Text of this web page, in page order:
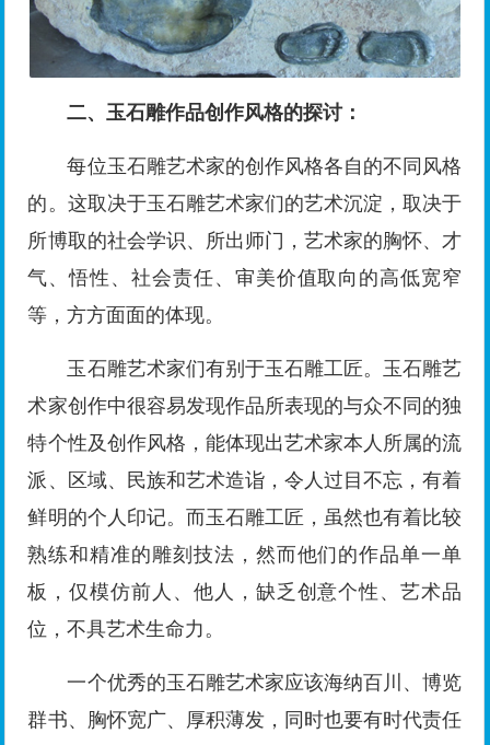
二、玉石雕作品创作风格的探讨：
每位玉石雕艺术家的创作风格各自的不同风格
的。这取决于玉石雕艺术家们的艺术沉淀，取决于
所博取的社会学识、所出师门，艺术家的胸怀、才
气、悟性、社会责任、审美价值取向的高低宽窄
等，方方面面的体现。
玉石雕艺术家们有别于玉石雕工匠。玉石雕艺
术家创作中很容易发现作品所表现的与众不同的独
特个性及创作风格，能体现出艺术家本人所属的流
派、区域、民族和艺术造诣，令人过目不忘，有着
鲜明的个人印记。而玉石雕工匠，虽然也有着比较
熟练和精准的雕刻技法，然而他们的作品单一单
板，仅模仿前人、他人，缺乏创意个性、艺术品
位，不具艺术生命力。
一个优秀的玉石雕艺术家应该海纳百川、博览
群书、胸怀宽广、厚积薄发，同时也要有时代责任